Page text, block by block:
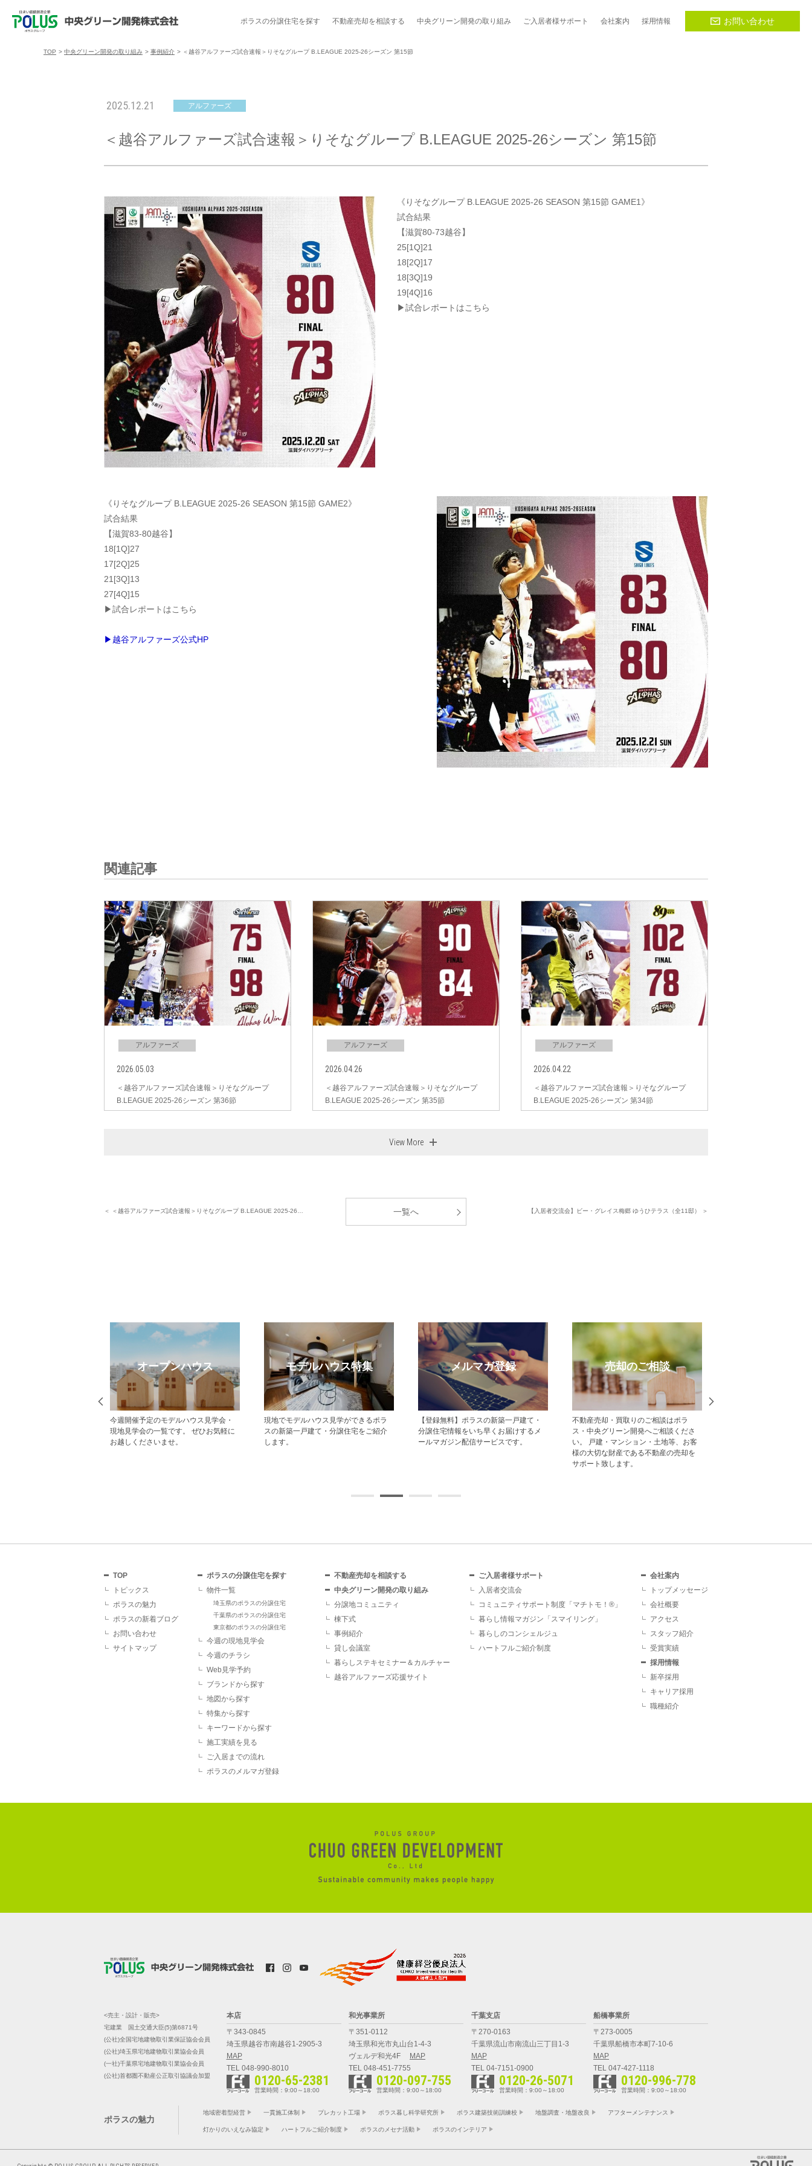
ポラスの分譲住宅を探す
ポラスの分譲住宅を探す
ブランドから探す 地図から探す
特集から探す 施工実績を見る
ご入居までの流れ ポラスのメルマガ登録
不動産売却を相談する 中央グリーン開発の取り組み
中央グリーン開発の取り組み
ご入居者様サポート 会社案内 採用情報 お問い合わせ
TOP > 中央グリーン開発の取り組み > 事例紹介 > ＜越谷アルファーズ試合速報＞りそなグループ B.LEAGUE 2025-26シーズン 第15節
2025.12.21 アルファーズ
＜越谷アルファーズ試合速報＞りそなグループ B.LEAGUE 2025-26シーズン 第15節
《りそなグループ B.LEAGUE 2025-26 SEASON 第15節 GAME1》
試合結果
【滋賀80-73越谷】
25[1Q]21
18[2Q]17
18[3Q]19
19[4Q]16
▶試合レポートはこちら
《りそなグループ B.LEAGUE 2025-26 SEASON 第15節 GAME2》
試合結果
【滋賀83-80越谷】
18[1Q]27
17[2Q]25
21[3Q]13
27[4Q]15
▶試合レポートはこちら
▶越谷アルファーズ公式HP
関連記事
アルファーズ
2026.05.03
＜越谷アルファーズ試合速報＞りそなグループ
B.LEAGUE 2025-26シーズン 第36節
アルファーズ
2026.04.26
＜越谷アルファーズ試合速報＞りそなグループ
B.LEAGUE 2025-26シーズン 第35節
アルファーズ
2026.04.22
＜越谷アルファーズ試合速報＞りそなグループ
B.LEAGUE 2025-26シーズン 第34節
View More
＜ ＜越谷アルファーズ試合速報＞りそなグループ B.LEAGUE 2025-26… 【入居者交流会】ビー・グレイス梅郷 ゆうひテラス（全11邸） ＞
一覧へ
オープンハウス
今週開催予定のモデルハウス見学会・
現地見学会の一覧です。 ぜひお気軽に
お越しくださいませ。
モデルハウス特集
現地でモデルハウス見学ができるポラ
スの新築一戸建て・分譲住宅をご紹介
します。
メルマガ登録
【登録無料】ポラスの新築一戸建て・
分譲住宅情報をいち早くお届けするメ
ールマガジン配信サービスです。
売却のご相談
不動産売却・買取りのご相談はポラ
ス・中央グリーン開発へご相談くださ
い。 戸建・マンション・土地等、お客
様の大切な財産である不動産の売却を
サポート致します。
TOP
トピックス
ポラスの魅力
ポラスの新着ブログ
お問い合わせ
サイトマップ
ポラスの分譲住宅を探す
物件一覧
埼玉県のポラスの分譲住宅
千葉県のポラスの分譲住宅
東京都のポラスの分譲住宅
今週の現地見学会
今週のチラシ
Web見学予約
ブランドから探す
地図から探す
特集から探す
キーワードから探す
施工実績を見る
ご入居までの流れ
ポラスのメルマガ登録
不動産売却を相談する
中央グリーン開発の取り組み
分譲地コミュニティ
棟下式
事例紹介
貸し会議室
暮らしステキセミナー＆カルチャー
越谷アルファーズ応援サイト
ご入居者様サポート
入居者交流会
コミュニティサポート制度「マチトモ！®」
暮らし情報マガジン「スマイリング」
暮らしのコンシェルジュ
ハートフルご紹介制度
会社案内
トップメッセージ
会社概要
アクセス
スタッフ紹介
受賞実績
採用情報
新卒採用
キャリア採用
職種紹介
<売主・設計・販売>
宅建業 国土交通大臣(5)第6871号
(公社)全国宅地建物取引業保証協会会員
(公社)埼玉県宅地建物取引業協会会員
(一社)千葉県宅地建物取引業協会会員
(公社)首都圏不動産公正取引協議会加盟
本店
〒343-0845
埼玉県越谷市南越谷1-2905-3
MAP
TEL 048-990-8010
0120-65-2381
営業時間：9:00～18:00
和光事業所
〒351-0112
埼玉県和光市丸山台1-4-3
ヴェルデ和光4F
MAP
TEL 048-451-7755
0120-097-755
営業時間：9:00～18:00
千葉支店
〒270-0163
千葉県流山市南流山三丁目1-3
MAP
TEL 04-7151-0900
0120-26-5071
営業時間：9:00～18:00
船橋事業所
〒273-0005
千葉県船橋市本町7-10-6
MAP
TEL 047-427-1118
0120-996-778
営業時間：9:00～18:00
ポラスの魅力
地域密着型経営 一貫施工体制 プレカット工場 ポラス暮し科学研究所 ポラス建築技術訓練校 地盤調査・地盤改良 アフターメンテナンス
灯かりのいえなみ協定 ハートフルご紹介制度 ポラスのメセナ活動 ポラスのインテリア